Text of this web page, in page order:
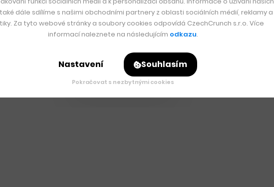
dále sdílíme s našimi obchodními partnery z oblasti sociálních médií, reklamy a
Za tyto webové stránky a soubory cookies odpovídá CzechCrunch s.r.o. Více
informací naleznete na následujícím odkazu.
Nastavení Souhlasím
Pokračovat s nezbytnými cookies